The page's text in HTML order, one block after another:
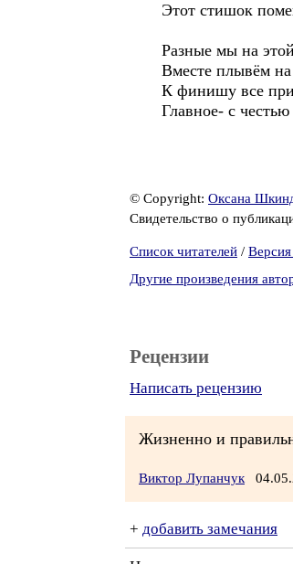
Этот стишок
Разные мы на
Вместе плывём
К финишу все
Главное- с
© Copyright: Оксана
Свидетельство о
Список читателей /
Другие произведения
Рецензии
Написать рецензию
Жизненно и
Виктор Лупанчук
+ добавить замечания